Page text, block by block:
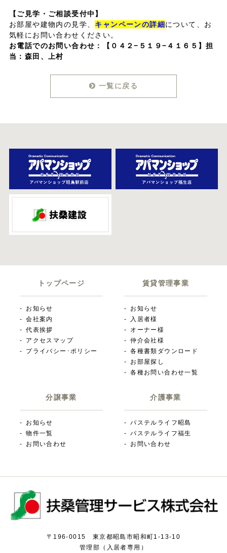
【ご見学・ご相談受付中】
お部屋や建物内の見学、 キャンペーンの詳細について、お
気軽にお問い合わせください。
お電話でのお問い合わせ：
【０４２−５１９−４１６５】担
当：森田、上村
一覧に戻る
トップページ
お知らせ
会社案内
代表挨拶
アクセスマップ
プライバシー･ポリシー
賃貸管理事業
お知らせ
入居者様
オーナー様
仲介会社様
各種書類ダウンロード
お部屋探し
各種お問い合わせ一覧
分譲事業
お知らせ
物件一覧
お問い合わせ
介護事業
パステルライフ昭島
パステルライフ福生
お問い合わせ
〒196-0015 東京都昭島市昭和町1-13-10
管理部（入居者専用）